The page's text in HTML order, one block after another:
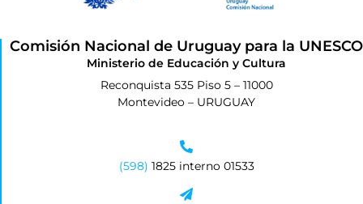
Comisión Nacional de Uruguay para la UNESCO
Ministerio de Educación y Cultura
Reconquista 535 Piso 5 – 11000
Montevideo – URUGUAY
(598) 1825 interno 01533